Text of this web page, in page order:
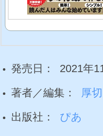
発売日 ： 2021年
著者／編集 ： 厚
出版社 ： ぴあ